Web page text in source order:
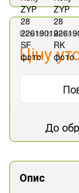
Немає в
Ціну
До
Опис